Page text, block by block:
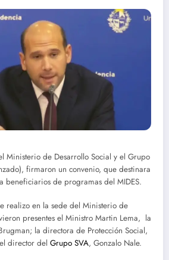
Ministerio de Desarrollo Social y el Grupo
firmaron un convenio, que destinara
beneficiarios de programas del MIDES.
realizo en la sede del Ministerio de
presentes el Ministro Martin Lema, la
la directora de Protección Social,
director del Grupo SVA, Gonzalo Nale.